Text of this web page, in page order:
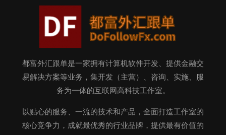
都富外汇跟单是一家拥有计算机软件开发、提供金融交
易解决方案等业务，集开发（主营）、咨询、实施、服
务为一体的互联网高科技工作室。
以贴心的服务、一流的技术和产品，全面打造工作室的
核心竞争力，成就最优秀的行业品牌，提供最有价值的